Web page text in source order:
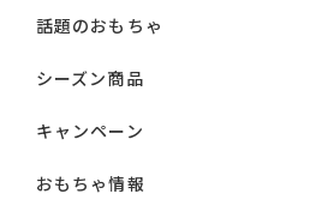
話題のおもちゃ
シーズン商品
キャンペーン
おもちゃ情報